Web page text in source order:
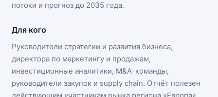
потоки и прогноз до 2035 года.
Для кого
Руководители стратегии и развития бизнеса,
директора по маркетингу и продажам,
инвестиционные аналитики, M&A-команды,
руководители закупок и supply chain. Отчёт полезен